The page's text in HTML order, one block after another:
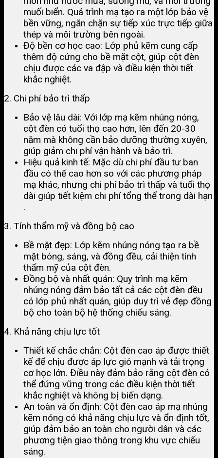
muối biển. Quá trình mạ tạo ra một lớp bảo vệ
bền vững, ngăn chặn sự tiếp xúc trực tiếp giữa
thép và môi trường bên ngoài​.
Độ bền cơ học cao: Lớp phủ kẽm cung cấp
thêm độ cứng cho bề mặt cột, giúp cột đèn
chịu được các va đập và điều kiện thời tiết
khắc nghiệt​.
2. Chi phí bảo trì thấp
Bảo vệ lâu dài: Với lớp mạ kẽm nhúng nóng,
cột đèn có tuổi thọ cao hơn, lên đến 20-30
năm mà không cần bảo dưỡng thường xuyên,
giúp giảm chi phí vận hành và bảo trì​.
Hiệu quả kinh tế: Mặc dù chi phí đầu tư ban
đầu có thể cao hơn so với các phương pháp
mạ khác, nhưng chi phí bảo trì thấp và tuổi thọ
dài giúp tiết kiệm chi phí tổng thể trong dài hạn​
.
3. Tính thẩm mỹ và đồng bộ cao
Bề mặt đẹp: Lớp kẽm nhúng nóng tạo ra bề
mặt bóng, sáng, và đồng đều, cải thiện tính
thẩm mỹ của cột đèn​.
Đồng bộ và nhất quán: Quy trình mạ kẽm
nhúng nóng đảm bảo tất cả các cột đèn đều
có lớp phủ nhất quán, giúp duy trì vẻ đẹp đồng
bộ cho toàn bộ hệ thống chiếu sáng​.
4. Khả năng chịu lực tốt
Thiết kế chắc chắn: Cột đèn cao áp được thiết
kế để chịu được áp lực gió mạnh và tải trọng
cơ học lớn. Điều này đảm bảo rằng cột đèn có
thể đứng vững trong các điều kiện thời tiết
khắc nghiệt và không bị biến dạng​.
An toàn và ổn định: Cột đèn cao áp mạ nhúng
kẽm nóng có khả năng chịu lực và ổn định tốt,
giúp đảm bảo an toàn cho người dân và các
phương tiện giao thông trong khu vực chiếu
sáng​.